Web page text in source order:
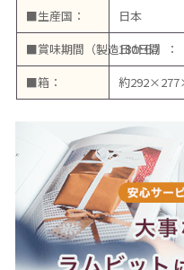
■生産国：
日本
■賞味期間（製造日から）：
180日間
■箱：
約